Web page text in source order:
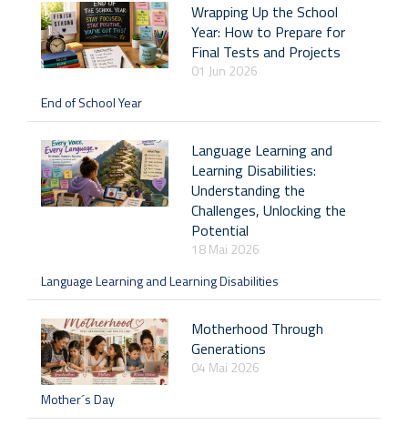
Wrapping Up the School
Year: How to Prepare for
Final Tests and Projects
01 Jun 2026
End of School Year
Language Learning and
Learning Disabilities:
Understanding the
Challenges, Unlocking the
Potential
18 Mai 2026
Language Learning and Learning Disabilities
Motherhood Through
Generations
04 Mai 2026
Mother´s Day